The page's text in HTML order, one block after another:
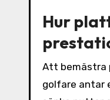
Hur
Att bemästra
golfare antar